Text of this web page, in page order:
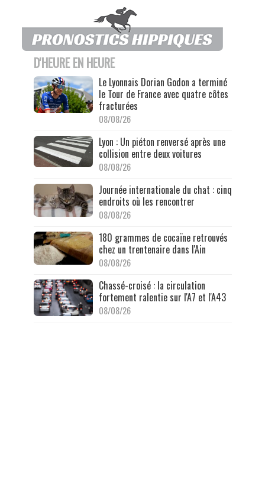
D'HEURE EN HEURE
Le Lyonnais Dorian Godon a terminé
le Tour de France avec quatre côtes
fracturées
08/08/26
Lyon : Un piéton renversé après une
collision entre deux voitures
08/08/26
Journée internationale du chat : cinq
endroits où les rencontrer
08/08/26
180 grammes de cocaïne retrouvés
chez un trentenaire dans l'Ain
08/08/26
Chassé-croisé : la circulation
fortement ralentie sur l'A7 et l'A43
08/08/26